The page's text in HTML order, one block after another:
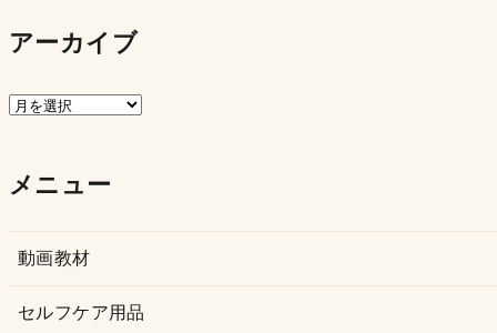
アーカイブ
ア
イ
メニュー
動画教材
セルフケア用品